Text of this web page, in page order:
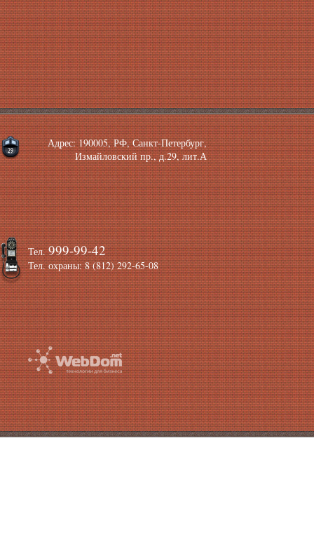
Тел.999-99-42
Тел. охраны: 8 (812) 292-65-08
Адрес: 190005, РФ, Санкт-Петербург,
Измайловский пр., д.29, лит.А